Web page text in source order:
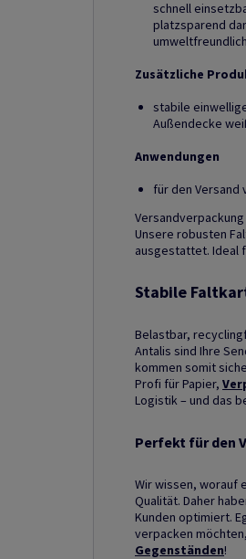
schnell
platzsparend
Zusätzliche
stabile
Außendecke
Anwendungen
für den Versand
Unsere robusten
ausgestattet. Ideal
Stabile
Belastbar,
Antalis sind Ihre
kommen somit
Profi für Papier,
Logistik – und das
Perfekt für den
Wir wissen, worauf
Qualität. Daher
Kunden optimiert.
verpacken
Gegenständen!